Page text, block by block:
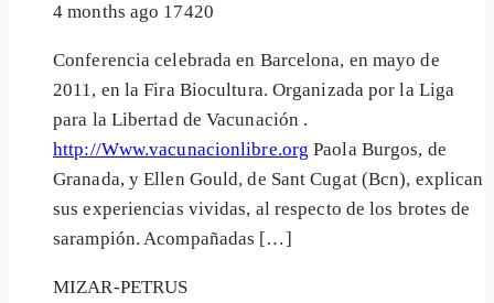
4 months ago 17420
Conferencia celebrada en Barcelona, en mayo de
2011, en la Fira Biocultura. Organizada por la Liga
para la Libertad de Vacunación .
http://Www.vacunacionlibre.org Paola Burgos, de
Granada, y Ellen Gould, de Sant Cugat (Bcn), explican
sus experiencias vividas, al respecto de los brotes de
sarampión. Acompañadas […]
MIZAR-PETRUS